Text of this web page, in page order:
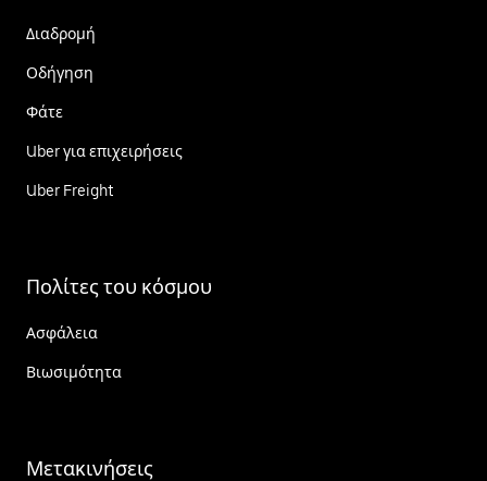
Διαδρομή
Οδήγηση
Φάτε
Uber για επιχειρήσεις
Uber Freight
Πολίτες του κόσμου
Ασφάλεια
Βιωσιμότητα
Μετακινήσεις